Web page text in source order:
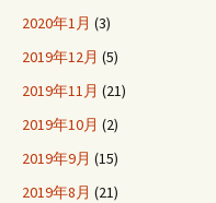
2020年1月 (3)
2019年12月 (5)
2019年11月 (21)
2019年10月 (2)
2019年9月 (15)
2019年8月 (21)